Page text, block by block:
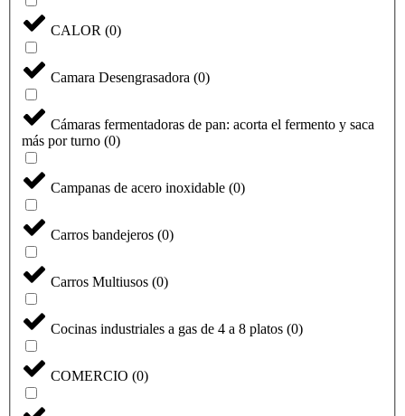
CALOR (0)
Camara Desengrasadora (0)
Cámaras fermentadoras de pan: acorta el fermento y saca
más por turno (0)
Campanas de acero inoxidable (0)
Carros bandejeros (0)
Carros Multiusos (0)
Cocinas industriales a gas de 4 a 8 platos (0)
COMERCIO (0)